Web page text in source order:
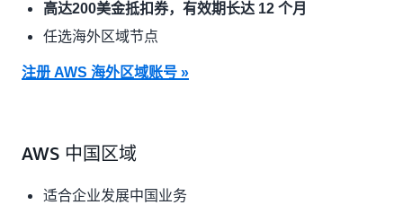
高达200美金抵扣券，有效期长达 12 个月
任选海外区域节点
注册 AWS 海外区域账号 »
AWS 中国区域
适合企业发展中国业务